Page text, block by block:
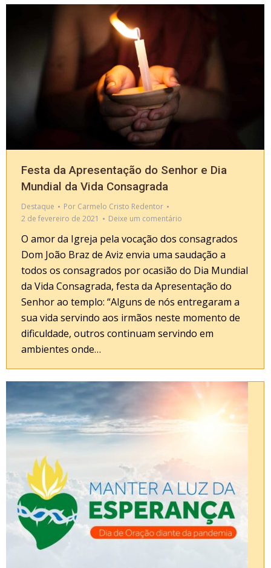
Festa da Apresentação do Senhor e Dia
Mundial da Vida Consagrada
Destaque Por Carmelo Cristo Redentor
2 de fevereiro de 2021
Deixe um comentário
O amor da Igreja pela vocação dos consagrados
Dom João Braz de Aviz envia uma saudação a
todos os consagrados por ocasião do Dia Mundial
da Vida Consagrada, festa da Apresentação do
Senhor ao templo: “Alguns de nós entregaram a
sua vida servindo aos irmãos neste momento de
dificuldade, outros continuam servindo em
ambientes onde…